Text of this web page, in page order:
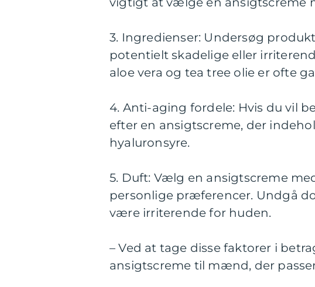
3. Ingredienser: Undersøg
potentielt skadelige eller
aloe vera og tea tree olie er ofte
4. Anti-aging fordele: Hvis du vil
efter en ansigtscreme, der
hyaluronsyre.
5. Duft: Vælg en ansigtscreme
personlige præferencer. Undgå
være irriterende for huden.
– Ved at tage disse faktorer i
ansigtscreme til mænd, der